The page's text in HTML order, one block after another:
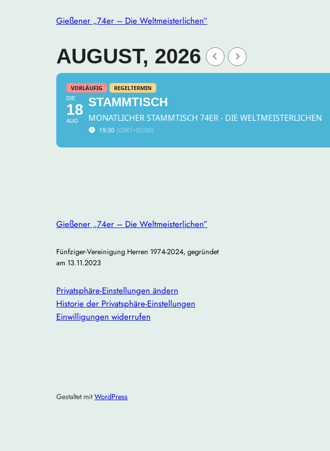
Gießener „74er – Die Weltmeisterlichen”
AUGUST, 2026
VORLÄUFIG REGELTERMIN
DIE
18
AUG
STAMMTISCH
MONATLICHER STAMMTISCH 74ER - DIE WELTMEISTERLICHEN
19:30 (GMT+02:00)
Gießener „74er – Die Weltmeisterlichen”
Fünfziger-Vereinigung Herren 1974-2024, gegründet
am 13.11.2023
Privatsphäre-Einstellungen ändern
Historie der Privatsphäre-Einstellungen
Einwilligungen widerrufen
Gestaltet mitWordPress